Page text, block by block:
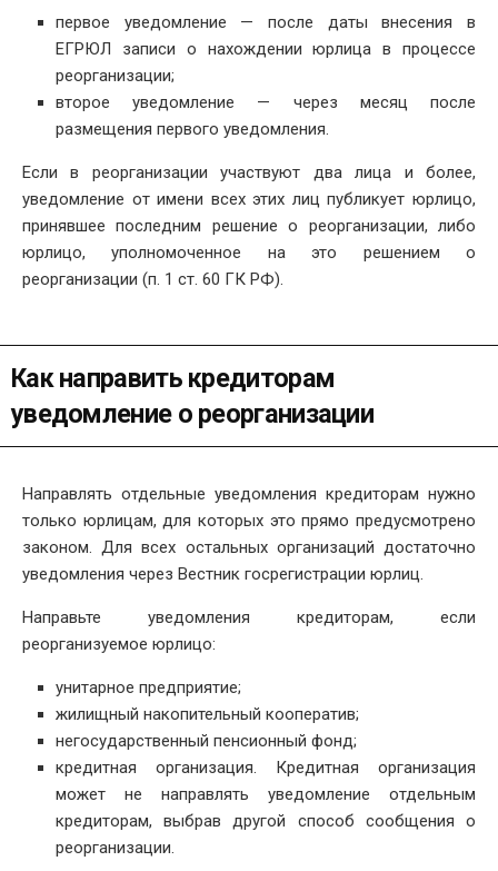
первое уведомление — после даты внесения в
ЕГРЮЛ записи о нахождении юрлица в процессе
реорганизации;
второе уведомление — через месяц после
размещения первого уведомления.
Если в реорганизации участвуют два лица и более,
уведомление от имени всех этих лиц публикует юрлицо,
принявшее последним решение о реорганизации, либо
юрлицо, уполномоченное на это решением о
реорганизации (п. 1 ст. 60 ГК РФ).
Как направить кредиторам
уведомление о реорганизации
Направлять отдельные уведомления кредиторам нужно
только юрлицам, для которых это прямо предусмотрено
законом. Для всех остальных организаций достаточно
уведомления через Вестник госрегистрации юрлиц.
Направьте уведомления кредиторам, если
реорганизуемое юрлицо:
унитарное предприятие;
жилищный накопительный кооператив;
негосударственный пенсионный фонд;
кредитная организация. Кредитная организация
может не направлять уведомление отдельным
кредиторам, выбрав другой способ сообщения о
реорганизации.